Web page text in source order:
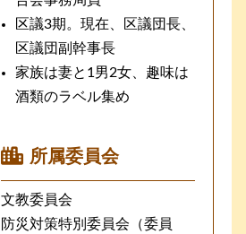
区議3期。現在、区議団長、
区議団副幹事長
家族は妻と1男2女、趣味は
酒類のラベル集め
所属委員会
文教委員会
防災対策特別委員会（委員